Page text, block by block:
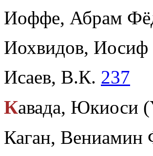
Иоффе, Абрам
Иохвидов,
Исаев, В.К. 237
Кавада, Юкиоси
Каган, Вениамин